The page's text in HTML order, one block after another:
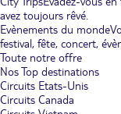
avez toujours rêvé.
Evènements du monde
festival, fête, concert,
Toute notre offre
Nos Top destinations
Circuits Etats-Unis
Circuits Canada